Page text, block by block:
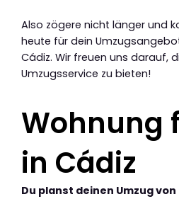
Also zögere nicht länger und
heute für dein
Cádiz. Wir freuen uns darauf,
Umzugsservice zu bieten!
Wohnung
in Cádiz
Du planst deinen Umzug